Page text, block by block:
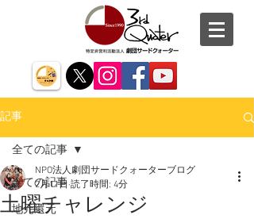
記事
全ての記事
地元還元
全ての記事
土曜チャレンジ
NPO法人劇団サードクォーターブログ
2月11日 読了時間: 4分